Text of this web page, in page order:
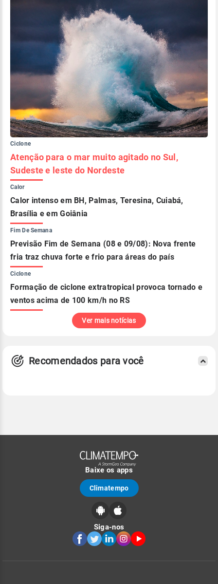
Ciclone
Atenção para o mar muito agitado no Sul,
Sudeste e leste do Nordeste
Calor
Calor intenso em BH, Palmas, Teresina, Cuiabá,
Brasília e em Goiânia
Fim De Semana
Previsão Fim de Semana (08 e 09/08): Nova frente
fria traz chuva forte e frio para áreas do país
Ciclone
Formação de ciclone extratropical provoca tornado e
ventos acima de 100 km/h no RS
Ver mais notícias
Recomendados para você
Baixe os apps
Climatempo
Siga-nos